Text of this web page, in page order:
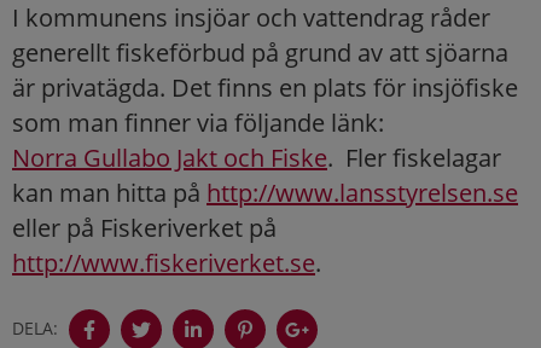
I kommunens insjöar och vattendrag råder
generellt fiskeförbud på grund av att sjöarna
är privatägda. Det finns en plats för insjöfiske
som man finner via följande länk:
Norra Gullabo Jakt och Fiske. Fler fiskelagar
kan man hitta på http://www.lansstyrelsen.se
eller på Fiskeriverket på
http://www.fiskeriverket.se.
DELA: